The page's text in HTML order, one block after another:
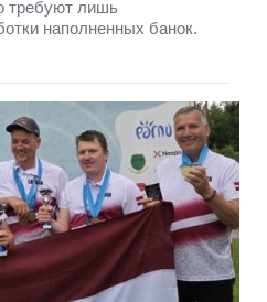
требуют лишь
наполненных банок.